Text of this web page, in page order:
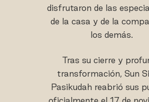
disfrutaron de las
de la casa y de la
los demás.
Tras su cierre y
transformación, Sun
Pasikudah reabrió sus